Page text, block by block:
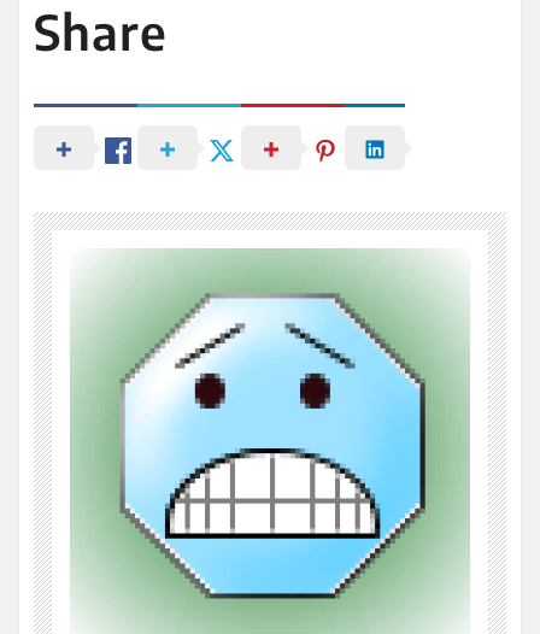
Share